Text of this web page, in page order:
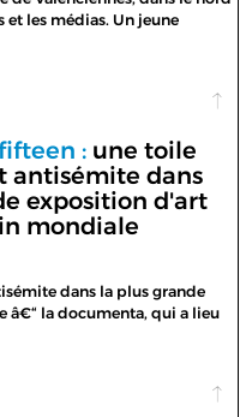
et les médias. Un jeune
:une toile
antisémite dans
exposition d'art
mondiale
dans la plus grande
â€“ la documenta, qui a lieu